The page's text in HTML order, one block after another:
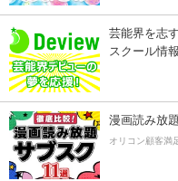
芸能界を志
スクール情
漫画読み放
オリコン顧客満